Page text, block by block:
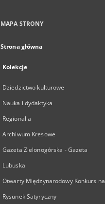
MAPA STRONY
Strona główna
Kolekcje
Dziedzictwo kulturowe
Nauka i dydaktyka
Regionalia
Archiwum Kresowe
Gazeta Zielonogórska - Gazeta
Lubuska
Otwarty Międzynarodowy Konkurs na
Rysunek Satyryczny